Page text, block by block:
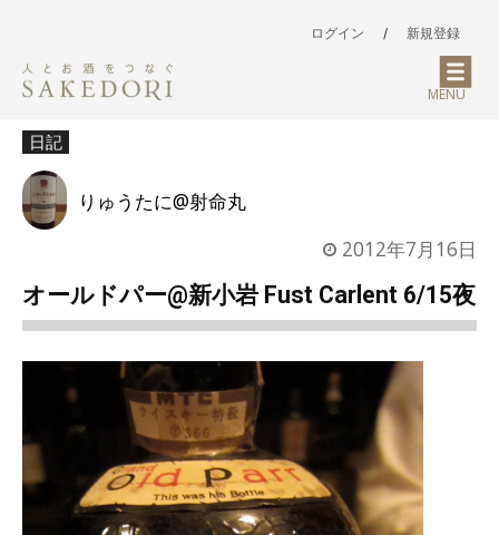
ログイン / 新規登録
MENU
日記
りゅうたに@射命丸
2012年7月16日
オールドパー@新小岩 Fust Carlent 6/15夜